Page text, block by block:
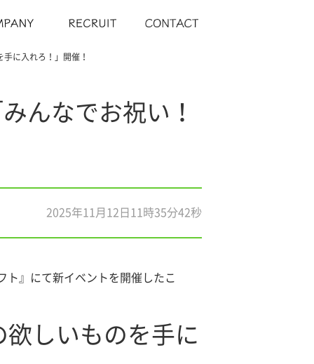
に入れろ！」開催！
んなでお祝い！
2025年11月12日11時35分42秒
』にて新イベントを開催したこ
しいものを手に